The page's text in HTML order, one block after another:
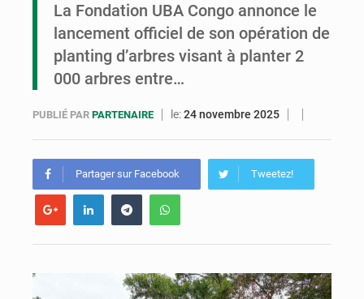
Le Congo se dote d’un programme national pour valoriser les produits forestiers non ligneux
La Fondation UBA Congo annonce le
lancement officiel de son opération de
planting d’arbres visant à planter 2
000 arbres entre…
PUBLIÉ PAR PARTENAIRE le:24 novembre 2025
Partager sur Facebook Tweetez!